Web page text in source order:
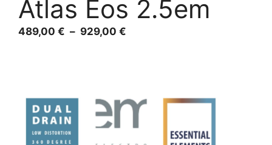
Atlas Eos 2.5em
489,00 € – 929,00 €
929,00 €